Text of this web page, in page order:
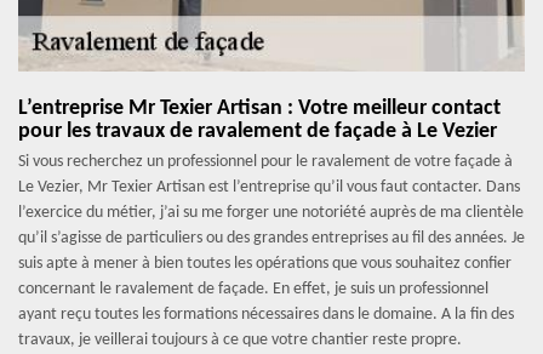
L’entreprise Mr Texier Artisan : Votre meilleur contact
pour les travaux de ravalement de façade à Le Vezier
Si vous recherchez un professionnel pour le ravalement de votre façade à
Le Vezier, Mr Texier Artisan est l’entreprise qu’il vous faut contacter. Dans
l’exercice du métier, j’ai su me forger une notoriété auprès de ma clientèle
qu’il s’agisse de particuliers ou des grandes entreprises au fil des années. Je
suis apte à mener à bien toutes les opérations que vous souhaitez confier
concernant le ravalement de façade. En effet, je suis un professionnel
ayant reçu toutes les formations nécessaires dans le domaine. A la fin des
travaux, je veillerai toujours à ce que votre chantier reste propre.